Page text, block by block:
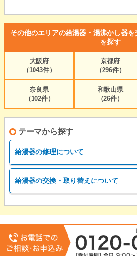
その他のエリアの給湯器・湯沸かし器
を探す
大阪府
（1043件）
京都府
（296件）
奈良県
（102件）
和歌山県
（26件）
テーマから探す
給湯器の修理について
給湯器の交換・取り替えについて